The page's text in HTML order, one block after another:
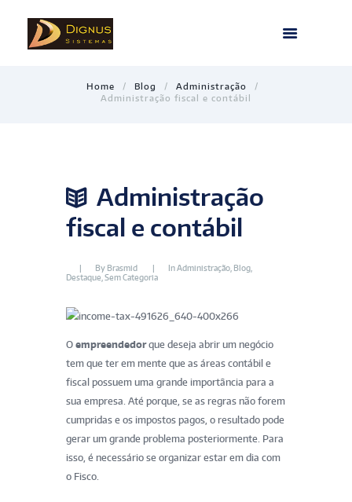
Home Blog
Administração
Administração fiscal e contábil
Administração
fiscal e contábil
By Brasmid InAdministração, Blog,
Destaque Sem Categoria
O empreendedorque deseja abrir um negócio
tem que ter em mente que as áreas contábil e
fiscal possuem uma grande importância para a
sua empresa. Até porque, se as regras não forem
cumpridas e os impostos pagos, o resultado pode
gerar um grande problema posteriormente. Para
isso, é necessário se organizar estar em dia com
o Fisco.